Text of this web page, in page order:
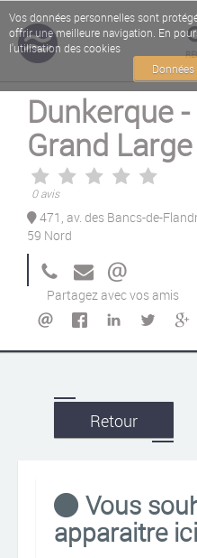
Dunkerque
Grand Large
0 avis
471, av. des Bancs-de-
59 Nord
Partagez avec vos amis
Retour
Vous
apparaitre
Vos données personnelles sont
offrir une meilleure navigation. En
l'utilisation des cookies